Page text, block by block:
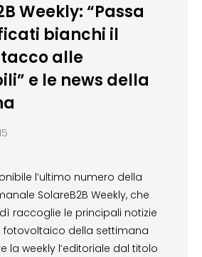
Weekly: “Passa
bianchi il
alle
e le news della
l’ultimo numero della
SolareB2B Weekly, che
raccoglie le principali notizie
fotovoltaico della settimana
la weekly l’editoriale dal titolo